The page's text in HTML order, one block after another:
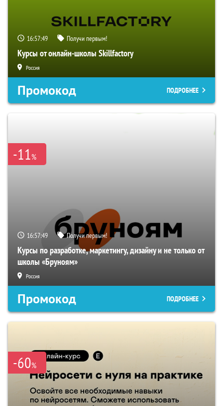
16:57:48 Получи первым!
Курсы от онлайн-школы Skillfactory
Россия
Промокод ПОДРОБНЕЕ
-11%
16:57:48 Получи первым!
Курсы по разработке, маркетингу, дизайну и не только от
школы «Бруноям»
Россия
Промокод ПОДРОБНЕЕ
-60%